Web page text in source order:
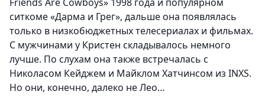
ситкоме «Дарма и Грег», дальше она появлялась
только в низкобюджетных телесериалах и фильмах.
С мужчинами у Кристен складывалось немного
лучше. По слухам она также встречалась с
Николасом Кейджем и Майклом Хатчинсом из INXS.
Но они, конечно, далеко не Лео…